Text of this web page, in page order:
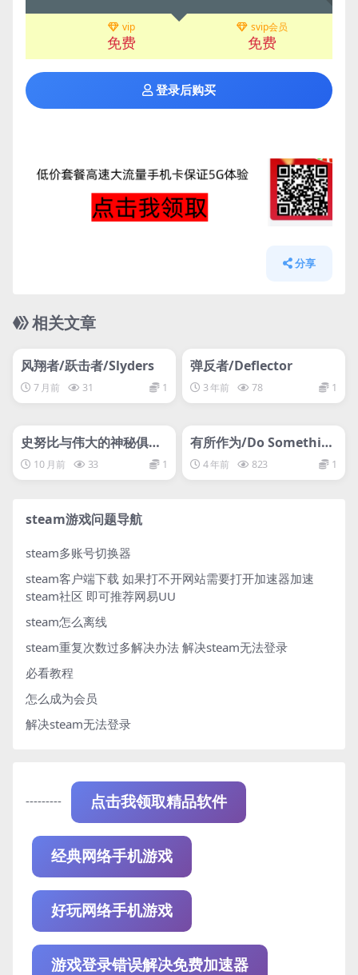
vip
免费
svip会员
免费
登录后购买
分享
相关文章
网盘下载游戏
风翔者/跃击者/Slyders
7 月前 31 1
弹反者/Deflector
3 年前 78 1
网盘下载游戏
史努比与伟大的神秘俱乐
部/Snoopy & The Great
Mystery Club
10 月前 33 1
网盘下载游戏
有所作为/Do Somethin
g 4 年前 823 1
steam游戏问题导航
steam多账号切换器
steam客户端下载 如果打不开网站需要打开加速器加速
steam社区 即可推荐网易UU
steam怎么离线
steam重复次数过多解决办法 解决steam无法登录
必看教程
怎么成为会员
解决steam无法登录
--------- 点击我领取精品软件
经典网络手机游戏
好玩网络手机游戏
游戏登录错误解决免费加速器